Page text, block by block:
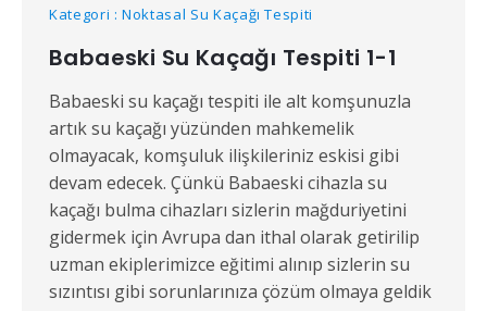
Kategori : Noktasal Su Kaçağı Tespiti
Babaeski Su Kaçağı Tespiti 1-1
Babaeski su kaçağı tespiti ile alt komşunuzla
artık su kaçağı yüzünden mahkemelik
olmayacak, komşuluk ilişkileriniz eskisi gibi
devam edecek. Çünkü Babaeski cihazla su
kaçağı bulma cihazları sizlerin mağduriyetini
gidermek için Avrupa dan ithal olarak getirilip
uzman ekiplerimizce eğitimi alınıp sizlerin su
sızıntısı gibi sorunlarınıza çözüm olmaya geldik